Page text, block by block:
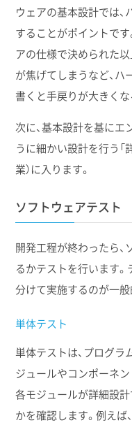
ウェアの基本設計では
することがポイントです
アの仕様で決められた
が焦げてしまうなど、
書くと手戻りが大きくな
次に、基本設計を基に
うに細かい設計を行う「
業）に入ります。
ソフトウェアテスト
開発工程が終わったら
るかテストを行います
分けて実施するのが一般
単体テスト
単体テストは、プログラ
ジュールやコンポーネ
各モジュールが詳細設
かを確認します。例えば